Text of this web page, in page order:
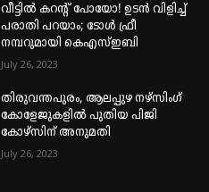
വീട്ടില്‍ കറന്റ് പോയോ! ഉടന്‍ വിളിച്ച്
പരാതി പറയാം; ടോള്‍ ഫ്രീ
നമ്പറുമായി കെഎസ്ഇബി
July 26, 2023
തിരുവന്തപുരം, ആലപ്പുഴ നഴ്‌സിംഗ്
കോളേജുകളില്‍ പുതിയ പിജി
കോഴ്‌സിന് അനുമതി
July 26, 2023